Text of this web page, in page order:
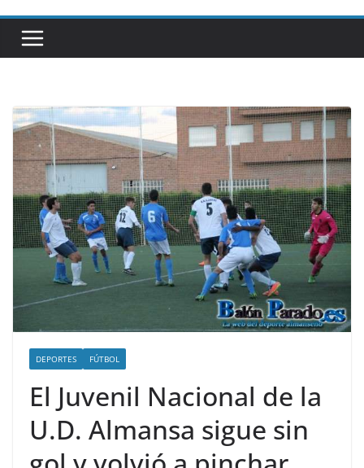
DEPORTES FÚTBOL
El Juvenil Nacional de la
U.D. Almansa sigue sin